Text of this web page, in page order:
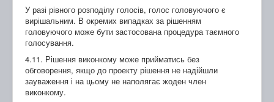
У разі рівного розподілу голосів, голос головуючого є
вирішальним. В окремих випадках за рішенням
головуючого може бути застосована процедура таємного
голосування.
4.11. Рішення виконкому може прийматись без
обговорення, якщо до проекту рішення не надійшли
зауваження і на цьому не наполягає жоден член
виконкому.